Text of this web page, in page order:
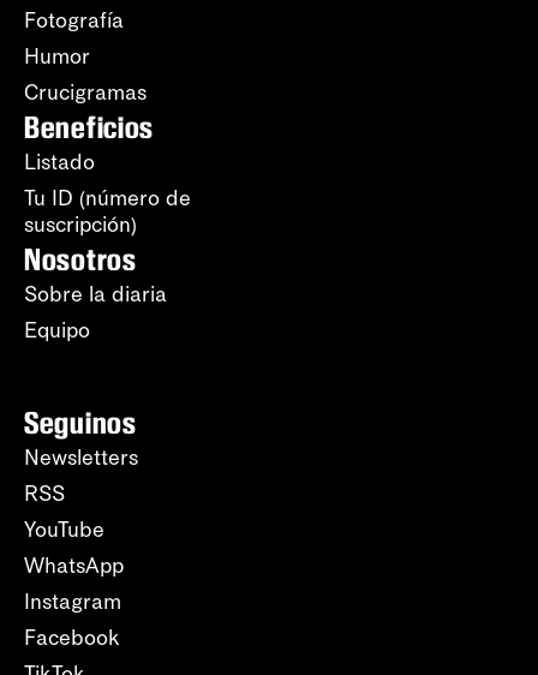
Fotografía
Humor
Crucigramas
Beneficios
Listado
Tu ID (número de
suscripción)
Nosotros
Sobre la diaria
Equipo
Seguinos
Newsletters
RSS
YouTube
WhatsApp
Instagram
Facebook